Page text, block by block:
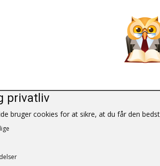
privatliv
bruger cookies for at sikre, at du får den